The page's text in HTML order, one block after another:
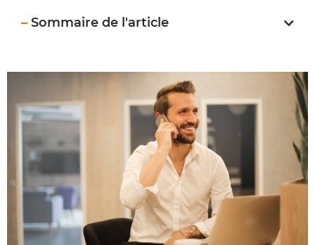
– Sommaire de l'article